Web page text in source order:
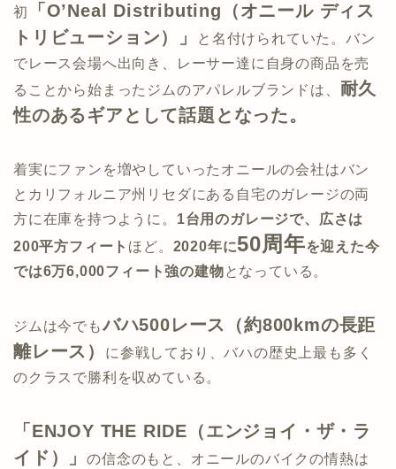
初
「O’Neal Distributing（オニール ディス
トリビューション）」
と名付けられていた。バン
でレース会場へ出向き、レーサー達に自身の商品を売
ることから始まったジムのアパレルブランドは、 耐久
性のあるギアとして話題となった。
着実にファンを増やしていったオニールの会社はバン
とカリフォルニア州リセダにある自宅のガレージの両
方に在庫を持つように。 1台用のガレージで、広さは
200平方フィート ほど。 2020年に50周年を迎えた今
では6万6,000フィート強の建物となっている。
ジムは今でもバハ500レース（約800kmの長距
離レース）
に参戦しており、バハの歴史上最も多く
のクラスで勝利を収めている。
「ENJOY THE RIDE（エンジョイ・ザ・ラ
イド）」の信念のもと、オニールのバイクの情熱は